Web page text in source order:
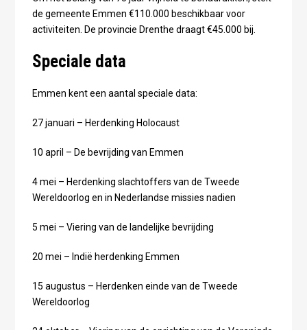
de gemeente Emmen €110.000 beschikbaar voor
activiteiten. De provincie Drenthe draagt €45.000 bij.
Speciale data
Emmen kent een aantal speciale data:
27 januari – Herdenking Holocaust
10 april – De bevrijding van Emmen
4 mei – Herdenking slachtoffers van de Tweede
Wereldoorlog en in Nederlandse missies nadien
5 mei – Viering van de landelijke bevrijding
20 mei – Indië herdenking Emmen
15 augustus – Herdenken einde van de Tweede
Wereldoorlog